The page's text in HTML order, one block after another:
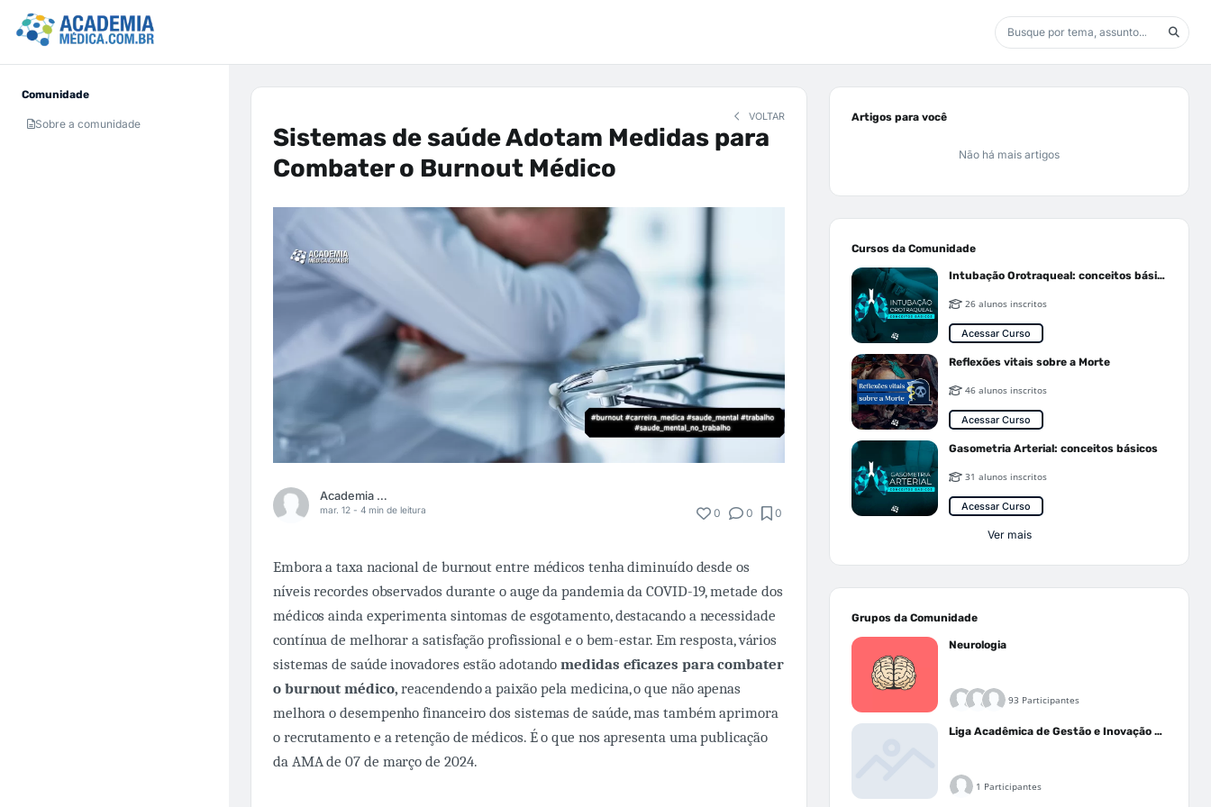
Comunidade
Sobre a comunidade
VOLTAR
Sistemas de saúde Adotam Medidas para
Combater o Burnout Médico
Academia Médica
mar. 12 - 4 min de leitura 0 0 0
Embora a taxa nacional de burnout entre médicos tenha diminuído desde os
níveis recordes observados durante o auge da pandemia da COVID-19, metade dos
médicos ainda experimenta sintomas de esgotamento, destacando a necessidade
contínua de melhorar a satisfação profissional e o bem-estar. Em resposta, vários
sistemas de saúde inovadores estão adotandomedidas eficazes para combater
o burnout médico, reacendendo a paixão pela medicina, o que não apenas
melhora o desempenho financeiro dos sistemas de saúde, mas também aprimora
o recrutamento e a retenção de médicos. É o que nos apresenta uma publicação
da AMA de 07 de março de 2024.
Artigos para você
Não há mais artigos
Cursos da Comunidade
Intubação Orotraqueal: conceitos básicos
26 alunos inscritos
Acessar Curso
Reflexões vitais sobre a Morte
46 alunos inscritos
Acessar Curso
Gasometria Arterial: conceitos básicos
31 alunos inscritos
Acessar Curso
Ver mais
Grupos da Comunidade
Neurologia
93 Participantes
Liga Acadêmica de Gestão e Inovação Médica - LAGIM
1 Participantes